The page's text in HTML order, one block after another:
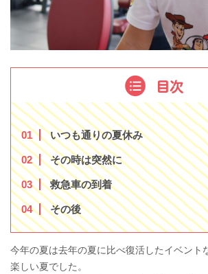
目次
1 いつも通りの夏休み
2 その時は突然に
3 救急車の到着
4 その後
今年の夏は去年の夏に比べ復活したイベント
楽しい夏でした。